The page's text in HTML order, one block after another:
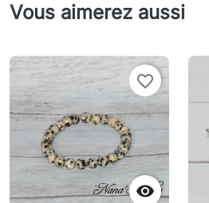
Vous aimerez aussi

favorite_border